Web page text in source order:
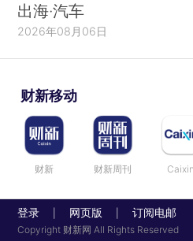
出海·汽车
2026年08月06日
财新移动
财新 财新周刊 Caixin
登录 网页版 订阅电邮
Copyright 财新网 All Rights Reserved